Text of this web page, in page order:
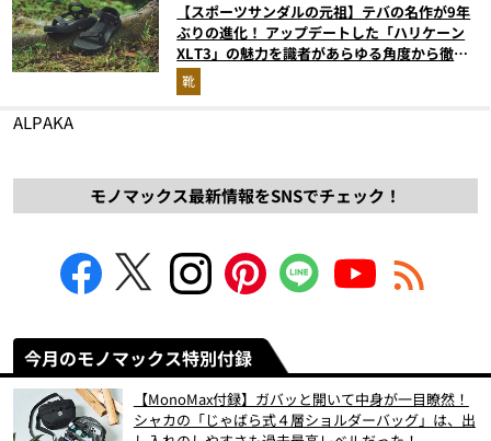
【スポーツサンダルの元祖】テバの名作が9年
ぶりの進化！ アップデートした「ハリケーン
XLT3」の魅力を識者があらゆる角度から徹底
解説！
靴
ALPAKA
モノマックス最新情報をSNSでチェック！
今月のモノマックス特別付録
【MonoMax付録】ガバッと開いて中身が一目瞭然！
シャカの「じゃばら式４層ショルダーバッグ」は、出